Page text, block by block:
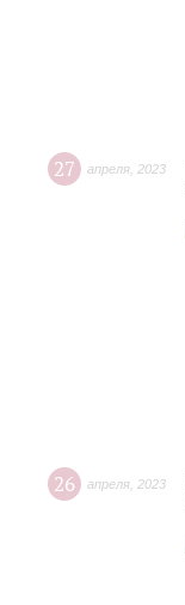
27 апреля 2023
26 апреля 2023